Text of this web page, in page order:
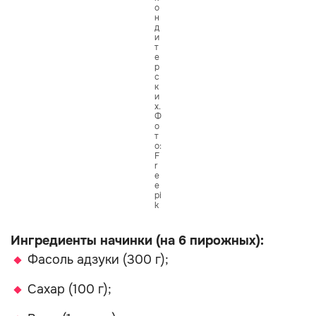
о
н
д
и
т
е
р
с
к
и
х.
Ф
о
т
о:
F
r
e
e
pi
k
Ингредиенты начинки (на 6 пирожных):
Фасоль адзуки (300 г);
Сахар (100 г);